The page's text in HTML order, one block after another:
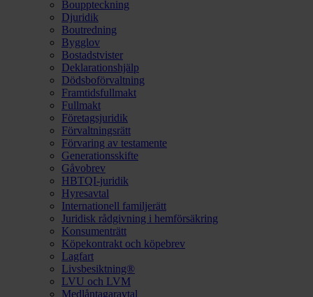
Bouppteckning
Djuridik
Boutredning
Bygglov
Bostadstvister
Deklarationshjälp
Dödsboförvaltning
Framtidsfullmakt
Fullmakt
Företagsjuridik
Förvaltningsrätt
Förvaring av testamente
Generationsskifte
Gåvobrev
HBTQI-juridik
Hyresavtal
Internationell familjerätt
Juridisk rådgivning i hemförsäkring
Konsumenträtt
Köpekontrakt och köpebrev
Lagfart
Livsbesiktning®
LVU och LVM
Medlåntagaravtal